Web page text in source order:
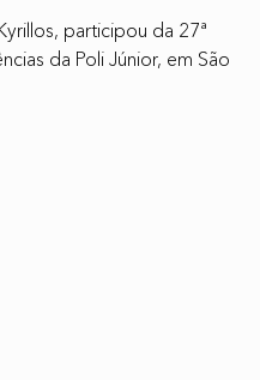
participou da 27ª
da Poli Júnior, em São